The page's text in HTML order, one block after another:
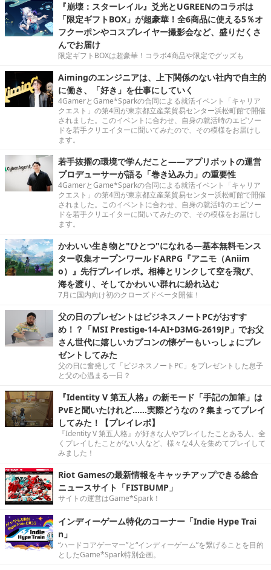
『崩壊：スターレイル』爻光とUGREENのコラボは
「限定ギフトBOX」が超豪華！全6商品に使える5％オ
フクーポンやコスプレイヤー撮影会など、盛りだくさ
んでお届け
限定ギフトBOXは超豪華！コラボ4商品や限定でグッズも
Aimingのエンジニアは、上下関係のない社内で自主的
に働き、「好き」を仕事にしていく
4GamerとGame*Sparkの合同による就活イベント「キャリア
クエスト」の第4回が東京都立産業貿易センター浜松町館で開催
されました。このイベントに合わせ、自身の就活時のエピソー
ドを若手クリエイターに聞いてみたので、その模様をお届けし
ます。
若手抜擢の環境で学んだこと――アプリボットの運営
プロデューサーが語る「巻き込み力」の重要性
4GamerとGame*Sparkの合同による就活イベント「キャリア
クエスト」の第4回が東京都立産業貿易センター浜松町館で開催
されました。このイベントに合わせ、自身の就活時のエピソー
ドを若手クリエイターに聞いてみたので、その模様をお届けし
ます。
かわいい生き物と"ひとつ"になれる―基本無料モンス
ター収集オープンワールドARPG『アニモ（Aniim
o）』先行プレイレポ。相棒とリンクして空を飛び、
海を渡り、そしてかわいい群れに紛れ込む
7月に国内向け初のクローズドベータ開催！
父の日のプレゼントはビジネスノートPCがおすす
め！？「MSI Prestige-14-AI+D3MG-2619JP」でお父
さん世代に嬉しいカプコンの懐ゲーもいっしょにプレ
ゼントしてみた
父の日に奮発して「ビジネスノートPC」をプレゼントした息子
と父の心温まる一日？
『Identity V 第五人格』の新モード「手記の加筆」は
PvEと聞いたけれど……実際どうなの？集まってプレイ
してみた！【プレイレポ】
『Identity V 第五人格』が好きな人やプレイしたことある人、全
くプレイしたことがない人など、様々な4人を集めてプレイして
みました！
Riot Gamesの最新情報をキャッチアップできる総合
ニュースサイト「FISTBUMP」
サイトの運営はGame*Spark！
インディーゲーム特化のコーナー「Indie Hype Trai
n」
“ハードコアゲーマー”と“インディーゲーム”を繋げることを目的
としたGame*Spark特別企画。